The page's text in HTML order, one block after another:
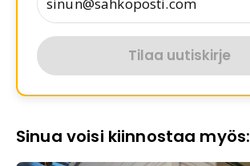
Tilaa uutiskirje
Sinua voisi kiinnostaa myös: